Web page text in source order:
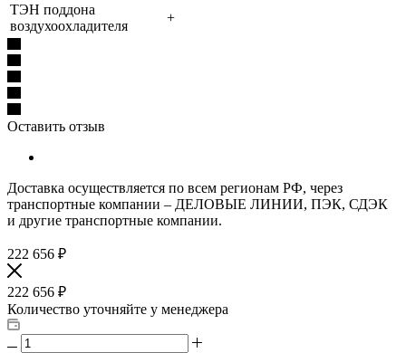
ТЭН поддона
воздухоохладителя
+
Оставить отзыв
Доставка осуществляется по всем регионам РФ, через
транспортные компании – ДЕЛОВЫЕ ЛИНИИ, ПЭК, СДЭК
и другие транспортные компании.
222 656 ₽
222 656 ₽
Количество уточняйте у менеджера